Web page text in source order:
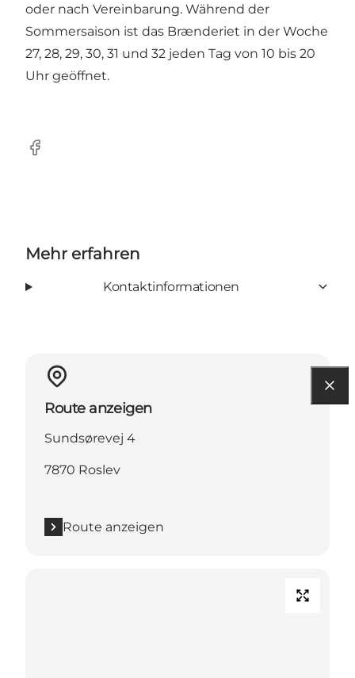
oder nach Vereinbarung. Während der
Sommersaison ist das Brænderiet in der Woche
27, 28, 29, 30, 31 und 32 jeden Tag von 10 bis 20
Uhr geöffnet.
Facebook
Mehr erfahren
Kontaktinformationen
Route anzeigen
Sundsørevej 4
7870 Roslev
Route anzeigen